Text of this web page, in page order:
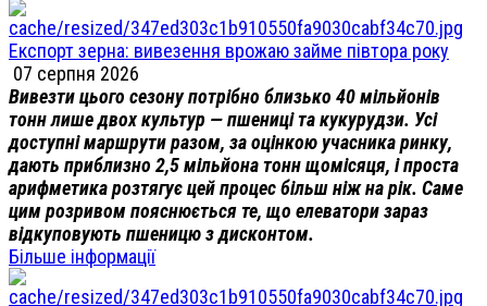
Експорт зерна: вивезення врожаю займе півтора року
07 серпня 2026
Вивезти цього сезону потрібно близько 40 мільйонів
тонн лише двох культур — пшениці та кукурудзи. Усі
доступні маршрути разом, за оцінкою учасника ринку,
дають приблизно 2,5 мільйона тонн щомісяця, і проста
арифметика розтягує цей процес більш ніж на рік. Саме
цим розривом пояснюється те, що елеватори зараз
відкуповують пшеницю з дисконтом.
Більше інформації